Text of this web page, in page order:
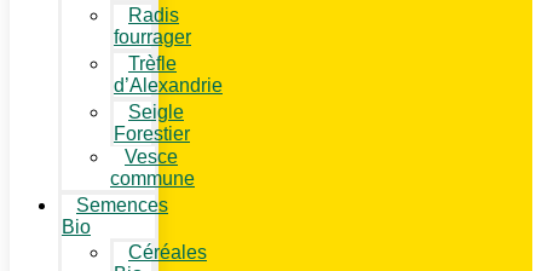
Radis
fourrager
Trèfle
d’Alexandrie
Seigle
Forestier
Vesce
commune
Semences
Bio
Céréales